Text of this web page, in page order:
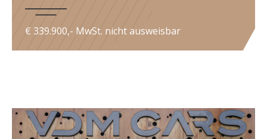
€ 339.900,- MwSt. nicht ausweisbar